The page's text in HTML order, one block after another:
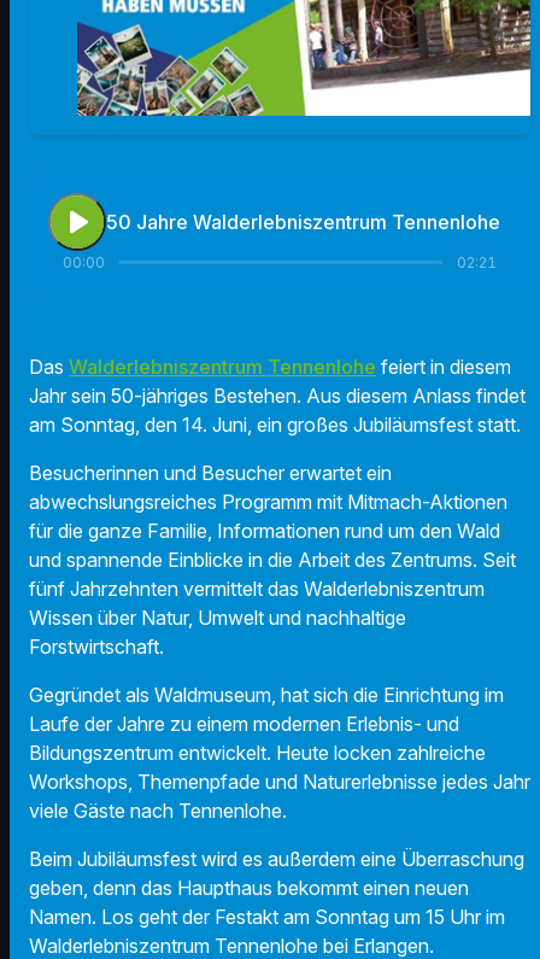
play_arrow 50 Jahre Walderlebniszentrum Tennenlohe
00:00 02:21
Das Walderlebniszentrum Tennenlohe feiert in diesem
Jahr sein 50-jähriges Bestehen. Aus diesem Anlass findet
am Sonntag, den 14. Juni, ein großes Jubiläumsfest statt.
Besucherinnen und Besucher erwartet ein
abwechslungsreiches Programm mit Mitmach-Aktionen
für die ganze Familie, Informationen rund um den Wald
und spannende Einblicke in die Arbeit des Zentrums. Seit
fünf Jahrzehnten vermittelt das Walderlebniszentrum
Wissen über Natur, Umwelt und nachhaltige
Forstwirtschaft.
Gegründet als Waldmuseum, hat sich die Einrichtung im
Laufe der Jahre zu einem modernen Erlebnis- und
Bildungszentrum entwickelt. Heute locken zahlreiche
Workshops, Themenpfade und Naturerlebnisse jedes Jahr
viele Gäste nach Tennenlohe.
Beim Jubiläumsfest wird es außerdem eine Überraschung
geben, denn das Haupthaus bekommt einen neuen
Namen. Los geht der Festakt am Sonntag um 15 Uhr im
Walderlebniszentrum Tennenlohe bei Erlangen.